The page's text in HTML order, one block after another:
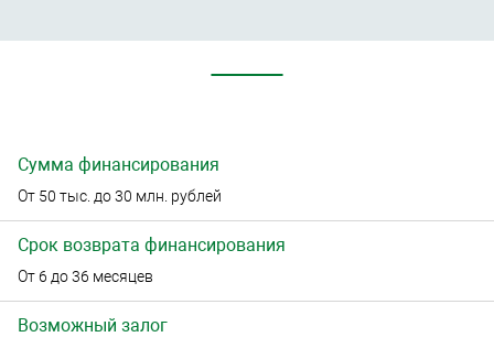
Сумма финансирования
От 50 тыс. до 30 млн. рублей
Срок возврата финансирования
От 6 до 36 месяцев
Возможный залог